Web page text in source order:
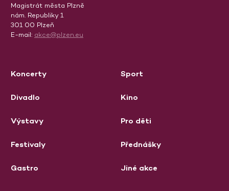
Magistrát města Plzně
nám. Republiky 1
301 00 Plzeň
E-mail: akce@plzen.eu
Koncerty
Divadlo
Výstavy
Festivaly
Gastro
Sport
Kino
Pro děti
Přednášky
Jiné akce